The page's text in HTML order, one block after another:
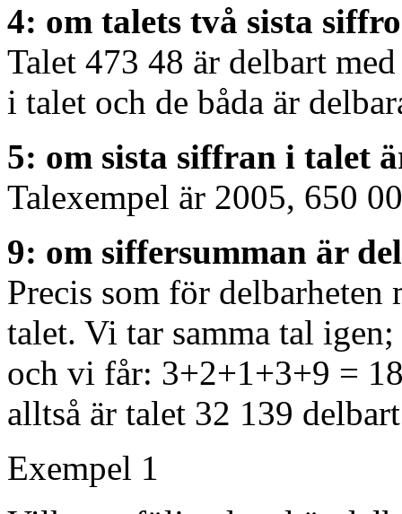
4: om talets två sista
Talet 473 48 är delbart
i talet och de båda är
5: om sista siffran i talet
Talexempel är 2005, 650
9: om siffersumman är
Precis som för
talet. Vi tar samma tal
och vi får: 3+2+1+3+9 =
alltså är talet 32 139
Exempel 1